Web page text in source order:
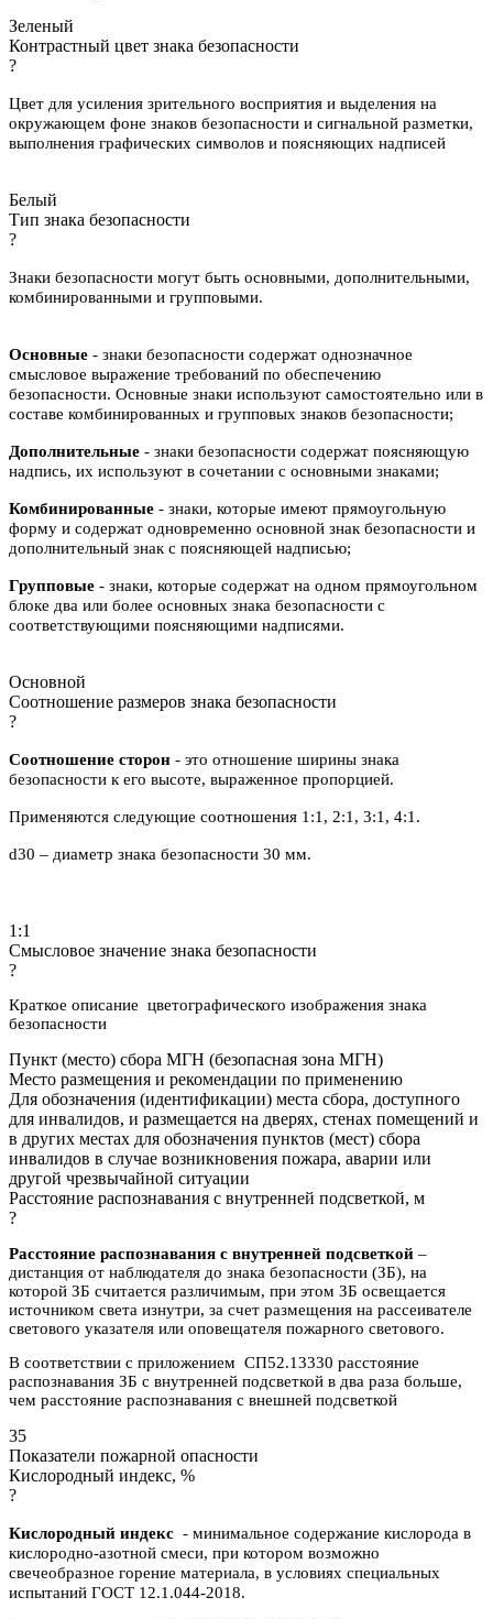
Зеленый
Контрастный цвет знака безопасности
?
Цвет для усиления зрительного восприятия и выделения на
окружающем фоне знаков безопасности и сигнальной разметки,
выполнения графических символов и поясняющих надписей
Белый
Тип знака безопасности
?
Знаки безопасности могут быть основными, дополнительными,
комбинированными и групповыми.
Основные - знаки безопасности содержат однозначное
смысловое выражение требований по обеспечению
безопасности. Основные знаки используют самостоятельно или в
составе комбинированных и групповых знаков безопасности;
Дополнительные - знаки безопасности содержат поясняющую
надпись, их используют в сочетании с основными знаками;
Комбинированные - знаки, которые имеют прямоугольную
форму и содержат одновременно основной знак безопасности и
дополнительный знак с поясняющей надписью;
Групповые - знаки, которые содержат на одном прямоугольном
блоке два или более основных знака безопасности с
соответствующими поясняющими надписями.
Основной
Соотношение размеров знака безопасности
?
Соотношение сторон - это отношение ширины знака
безопасности к его высоте, выраженное пропорцией.
Применяются следующие соотношения 1:1, 2:1, 3:1, 4:1.
d30 – диаметр знака безопасности 30 мм.
1:1
Смысловое значение знака безопасности
?
Краткое описание цветографического изображения знака
безопасности
Пункт (место) сбора МГН (безопасная зона МГН)
Место размещения и рекомендации по применению
Для обозначения (идентификации) места сбора, доступного
для инвалидов, и размещается на дверях, стенах помещений и
в других местах для обозначения пунктов (мест) сбора
инвалидов в случае возникновения пожара, аварии или
другой чрезвычайной ситуации
Расстояние распознавания с внутренней подсветкой, м
?
Расстояние распознавания с внутренней подсветкой –
дистанция от наблюдателя до знака безопасности (ЗБ), на
которой ЗБ считается различимым, при этом ЗБ освещается
источником света изнутри, за счет размещения на рассеивателе
светового указателя или оповещателя пожарного светового.
В соответствии с приложением СП52.13330 расстояние
распознавания ЗБ с внутренней подсветкой в два раза больше,
чем расстояние распознавания с внешней подсветкой
35
Показатели пожарной опасности
Кислородный индекс, %
?
Кислородный индекс - минимальное содержание кислорода в
кислородно-азотной смеси, при котором возможно
свечеобразное горение материала, в условиях специальных
испытаний ГОСТ 12.1.044-2018.